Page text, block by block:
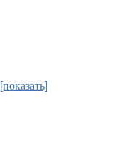
[показать]